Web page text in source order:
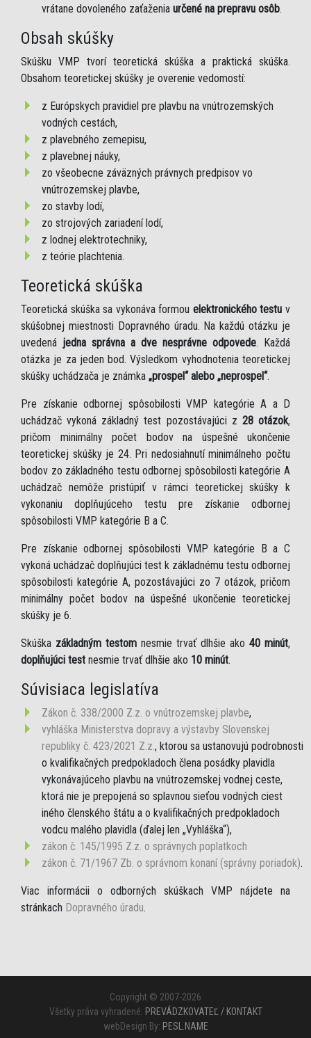
vrátane dovoleného zaťaženia určené na prepravu osôb.
Obsah skúšky
Skúšku VMP tvorí teoretická skúška a praktická skúška.
Obsahom teoretickej skúšky je overenie vedomostí:
z Európskych pravidiel pre plavbu na vnútrozemských
vodných cestách,
z plavebného zemepisu,
z plavebnej náuky,
zo všeobecne záväzných právnych predpisov vo
vnútrozemskej plavbe,
zo stavby lodí,
zo strojových zariadení lodí,
z lodnej elektrotechniky,
z teórie plachtenia.
Teoretická skúška
Teoretická skúška sa vykonáva formou elektronického testu v
skúšobnej miestnosti Dopravného úradu. Na každú otázku je
uvedená jedna správna a dve nesprávne odpovede. Každá
otázka je za jeden bod. Výsledkom vyhodnotenia teoretickej
skúšky uchádzača je známka „prospel“ alebo „neprospel“.
Pre získanie odbornej spôsobilosti VMP kategórie A a D
uchádzač vykoná základný test pozostávajúci z 28 otázok,
pričom minimálny počet bodov na úspešné ukončenie
teoretickej skúšky je 24. Pri nedosiahnutí minimálneho počtu
bodov zo základného testu odbornej spôsobilosti kategórie A
uchádzač nemôže pristúpiť v rámci teoretickej skúšky k
vykonaniu doplňujúceho testu pre získanie odbornej
spôsobilosti VMP kategórie B a C.
Pre získanie odbornej spôsobilosti VMP kategórie B a C
vykoná uchádzač doplňujúci test k základnému testu odbornej
spôsobilosti kategórie A, pozostávajúci zo 7 otázok, pričom
minimálny počet bodov na úspešné ukončenie teoretickej
skúšky je 6.
Skúška základným testom nesmie trvať dlhšie ako 40 minút,
doplňujúci test nesmie trvať dlhšie ako 10 minút.
Súvisiaca legislatíva
Zákon č. 338/2000 Z.z. o vnútrozemskej plavbe,
vyhláška Ministerstva dopravy a výstavby Slovenskej
republiky č. 423/2021 Z.z., ktorou sa ustanovujú podrobnosti
o kvalifikačných predpokladoch člena posádky plavidla
vykonávajúceho plavbu na vnútrozemskej vodnej ceste,
ktorá nie je prepojená so splavnou sieťou vodných ciest
iného členského štátu a o kvalifikačných predpokladoch
vodcu malého plavidla (ďalej len „Vyhláška“),
zákon č. 145/1995 Z.z. o správnych poplatkoch
zákon č. 71/1967 Zb. o správnom konaní (správny poriadok).
Viac informácii o odborných skúškach VMP nájdete na
stránkach Dopravného úradu.
Copyright © 2007-2026
Všetky práva vyhradené. PREVÁDZKOVATEĽ / KONTAKT
webDesign By: PESL.NAME